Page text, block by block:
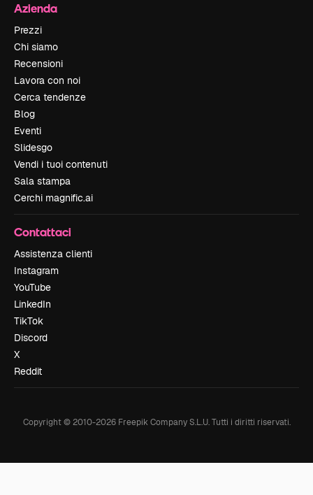
Azienda
Prezzi
Chi siamo
Recensioni
Lavora con noi
Cerca tendenze
Blog
Eventi
Slidesgo
Vendi i tuoi contenuti
Sala stampa
Cerchi magnific.ai
Contattaci
Assistenza clienti
Instagram
YouTube
LinkedIn
TikTok
Discord
X
Reddit
Copyright © 2010-2026Freepik Company S.L.U. Tutti i diritti riservati.